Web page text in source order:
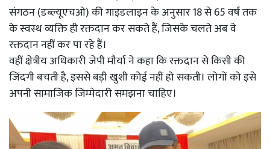
संगठन (डब्ल्यूएचओ) की गाइडलाइन के अनुसार 18 से 65 वर्ष तक
के स्वस्थ व्यक्ति ही रक्तदान कर सकते हैं, जिसके चलते अब वे
रक्तदान नहीं कर पा रहे हैं।
वहीं क्षेत्रीय अधिकारी जेपी मौर्या ने कहा कि रक्तदान से किसी की
जिंदगी बचती है, इससे बड़ी खुशी कोई नहीं हो सकती। लोगों को इसे
अपनी सामाजिक जिम्मेदारी समझना चाहिए।